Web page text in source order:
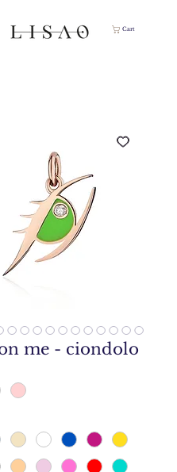
Cart
me - ciondolo